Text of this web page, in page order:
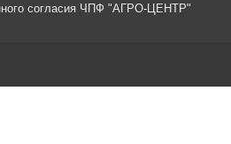
согласия ЧПФ "АГРО-ЦЕНТР"